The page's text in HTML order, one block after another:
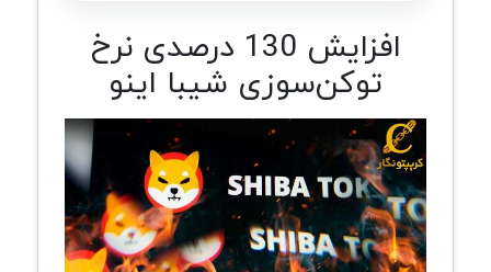
افزایش 130 درصدی نرخ
توکن‌سوزی شیبا اینو